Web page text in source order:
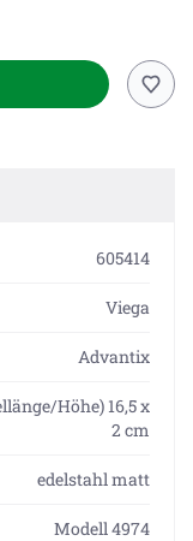
605414
Viega
Advantix
Höhe) 16,5 x
2 cm
edelstahl matt
Modell 4974